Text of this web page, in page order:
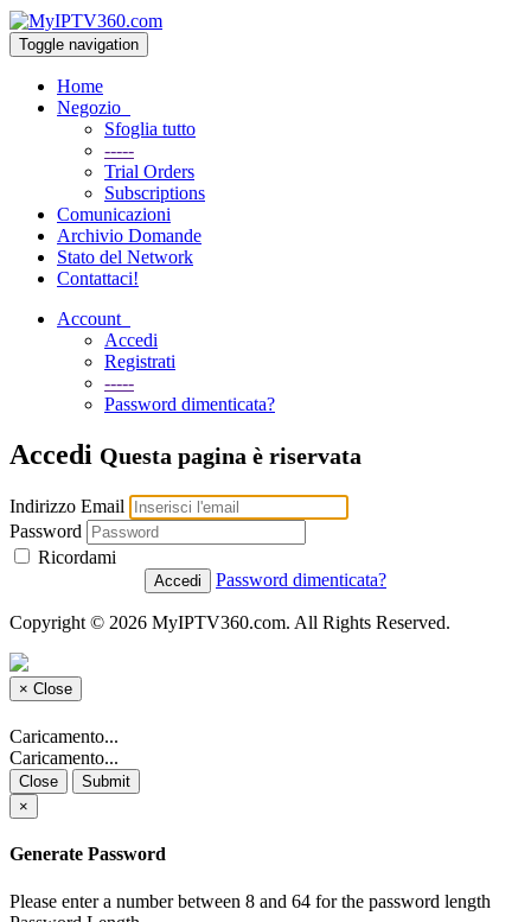
Toggle navigation
Home
Negozio
Sfoglia tutto
-----
Trial Orders
Subscriptions
Comunicazioni
Archivio Domande
Stato del Network
Contattaci!
Account
Accedi
Registrati
-----
Password dimenticata?
Accedi Questa pagina è riservata
Indirizzo Email
Password
Ricordami
Password dimenticata?
Copyright © 2026 MyIPTV360.com. All Rights Reserved.
× Close
Caricamento...
Caricamento...
Close
Submit
×
Generate Password
Please enter a number between 8 and 64 for the password length